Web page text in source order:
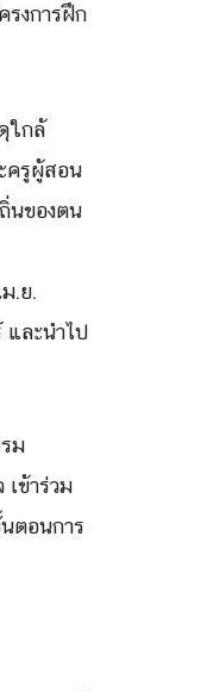
รงการฝึก
ใกล้
ครูผู้สอน
นของตน
.ย.
และนำไป
ม
ข้าร่วม
ตอนการ